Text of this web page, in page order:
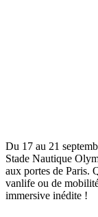
Du 17 au 21
Stade Nautique
aux portes de Paris.
vanlife ou de
immersive inédite !